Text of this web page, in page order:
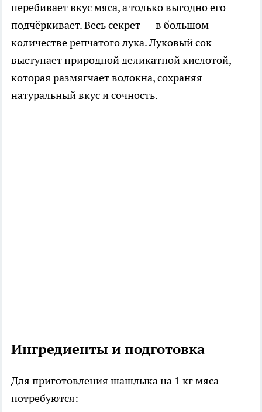
перебивает вкус мяса, а только выгодно его
подчёркивает. Весь секрет — в большом
количестве репчатого лука. Луковый сок
выступает природной деликатной кислотой,
которая размягчает волокна, сохраняя
натуральный вкус и сочность.
Ингредиенты и подготовка
Для приготовления шашлыка на 1 кг мяса
потребуются: